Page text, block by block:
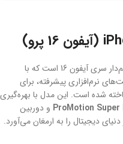
یکی از مدل‌های پرچم‌دار سری آیفون 16 است که با
نرم‌افزاری پیشرفته، برای
شده است. این مدل با بهره‌گیری
ProMotion Super و دوربین
دیجیتال را به ارمغان می‌آورد.